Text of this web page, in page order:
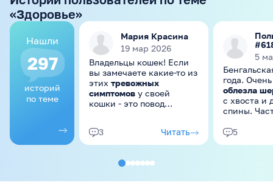
«Здоровье»
Нашли
297
историй
по теме
Мария Красина
19 мар 2026
Владельцы кошек! Если
вы замечаете какие-то из
этих тревожных
симптомов у своей
кошки - это повод
список "от головы до
пят": ....
3 Читать
5
года.
облезла
с хвоста и др середины
спины.
зубами
5